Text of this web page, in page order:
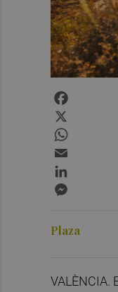
Plaza
VALÈNCIA.